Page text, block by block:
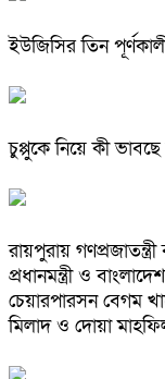
ইউজিসির তিন
চুপ্পুকে নিয়ে কী
রায়পুরায়
প্রধানমন্ত্রী ও
চেয়ারপারসন বেগম
মিলাদ ও দোয়া